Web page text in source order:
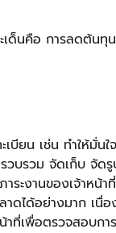
เด็นคือ การลดต้น
บียน เช่น ทำให้มั่น
วบรวม จัดเก็บ จั
าระงานของเจ้าหน้
ได้อย่างมาก เนื่อ
าที่เพื่อตรวจสอบ